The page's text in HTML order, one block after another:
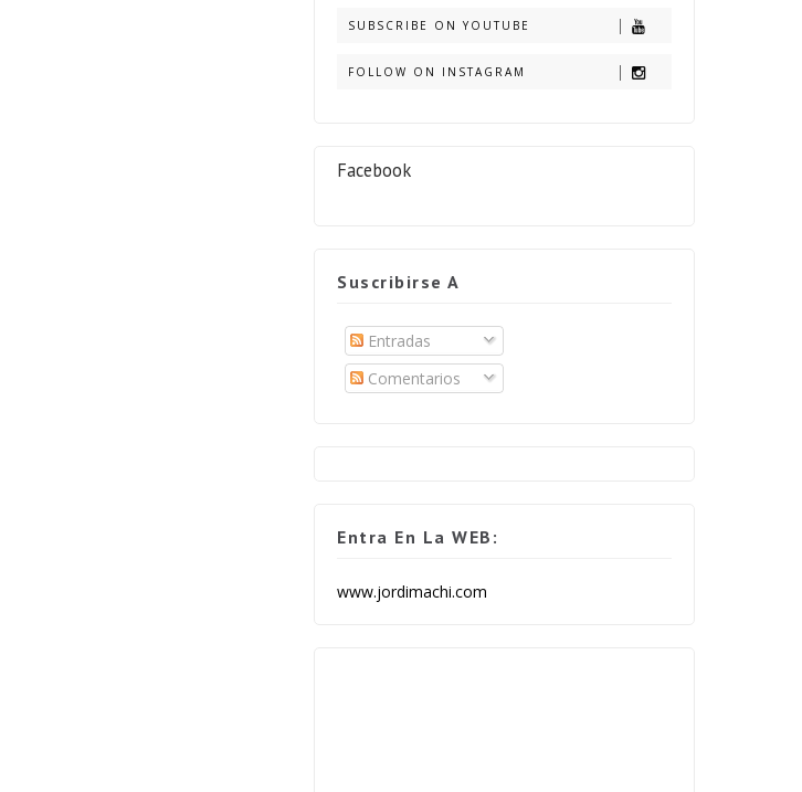
SUBSCRIBE ON YOUTUBE
FOLLOW ON INSTAGRAM
Facebook
Suscribirse A
Entradas
Comentarios
Entra En La WEB:
www.jordimachi.com